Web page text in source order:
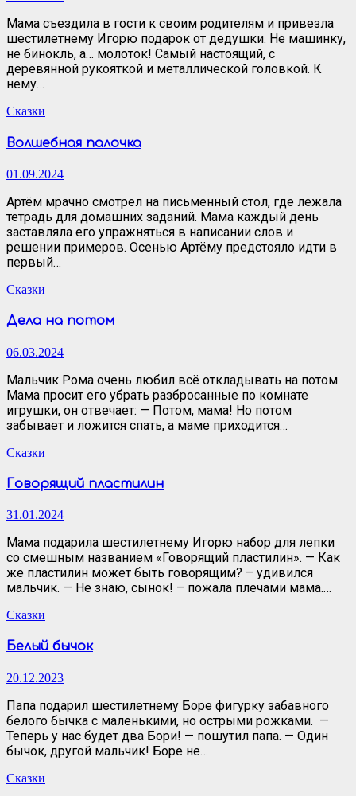
Мама съездила в гости к своим родителям и привезла
шестилетнему Игорю подарок от дедушки. Не машинку,
не бинокль, а… молоток! Самый настоящий, с
деревянной рукояткой и металлической головкой. К
нему…
Сказки
Волшебная палочка
01.09.2024
Артём мрачно смотрел на письменный стол, где лежала
тетрадь для домашних заданий. Мама каждый день
заставляла его упражняться в написании слов и
решении примеров. Осенью Артёму предстояло идти в
первый…
Сказки
Дела на потом
06.03.2024
Мальчик Рома очень любил всё откладывать на потом.
Мама просит его убрать разбросанные по комнате
игрушки, он отвечает: — Потом, мама! Но потом
забывает и ложится спать, а маме приходится…
Сказки
Говорящий пластилин
31.01.2024
Мама подарила шестилетнему Игорю набор для лепки
со смешным названием «Говорящий пластилин». — Как
же пластилин может быть говорящим? – удивился
мальчик. — Не знаю, сынок! – пожала плечами мама.…
Сказки
Белый бычок
20.12.2023
Папа подарил шестилетнему Боре фигурку забавного
белого бычка с маленькими, но острыми рожками. —
Теперь у нас будет два Бори! — пошутил папа. — Один
бычок, другой мальчик! Боре не…
Сказки